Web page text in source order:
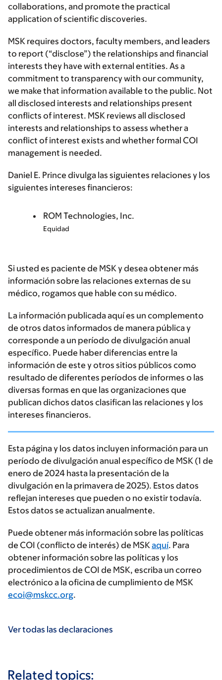
collaborations, and promote the practical
application of scientific discoveries.
MSK requires doctors, faculty members, and leaders
to report (“disclose”) the relationships and financial
interests they have with external entities. As a
commitment to transparency with our community,
we make that information available to the public. Not
all disclosed interests and relationships present
conflicts of interest. MSK reviews all disclosed
interests and relationships to assess whether a
conflict of interest exists and whether formal COI
management is needed.
Daniel E. Prince divulga las siguientes relaciones y los
siguientes intereses financieros:
ROM Technologies, Inc.
Equidad
Si usted es paciente de MSK y desea obtener más
información sobre las relaciones externas de su
médico, rogamos que hable con su médico.
La información publicada aquí es un complemento
de otros datos informados de manera pública y
corresponde a un período de divulgación anual
específico. Puede haber diferencias entre la
información de este y otros sitios públicos como
resultado de diferentes períodos de informes o las
diversas formas en que las organizaciones que
publican dichos datos clasifican las relaciones y los
intereses financieros.
Esta página y los datos incluyen información para un
período de divulgación anual específico de MSK (1 de
enero de 2024 hasta la presentación de la
divulgación en la primavera de 2025). Estos datos
reflejan intereses que pueden o no existir todavía.
Estos datos se actualizan anualmente.
Puede obtener más información sobre las políticas
de COI (conflicto de interés) de MSKaquí. Para
obtener información sobre las políticas y los
procedimientos de COI de MSK, escriba un correo
electrónico a la oficina de cumplimiento de MSK
ecoi@mskcc.org.
Ver todas las declaraciones
Related topics: